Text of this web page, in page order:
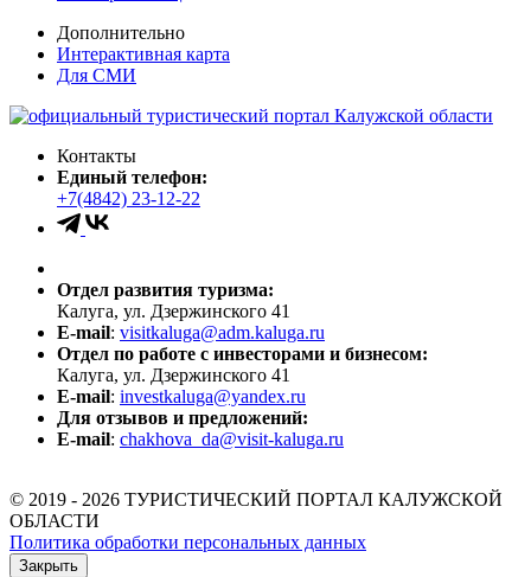
Дополнительно
Интерактивная карта
Для СМИ
Контакты
Единый телефон:
+7(4842) 23-12-22
Отдел развития туризма:
Калуга, ул. Дзержинского 41
E-mail: visitkaluga@adm.kaluga.ru
Отдел по работе с инвесторами и бизнесом:
Калуга, ул. Дзержинского 41
E-mail: investkaluga@yandex.ru
Для отзывов и предложений:
E-mail: chakhova_da@visit-kaluga.ru
© 2019 - 2026 ТУРИСТИЧЕСКИЙ ПОРТАЛ КАЛУЖСКОЙ
ОБЛАСТИ
Политика обработки персональных данных
Закрыть